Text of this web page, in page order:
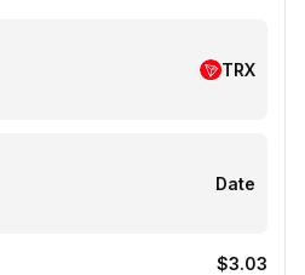
TRX
Date
$3.03